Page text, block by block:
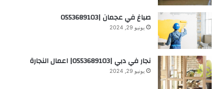
صباغ في عجمان |0553689103
يونيو 29, 2024
نجار في دبي |0553689103| اعمال النجارة
يونيو 29, 2024